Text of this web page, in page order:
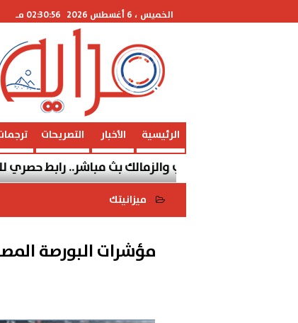
الخميس ، 6 أغسطس 2026 02:30:56 مـ
الرئيسية الأخبار التصريحات
الأهلي والزمالك بث مباشر.. رابط حصري للقمة
ميزانيتك
مؤشرات البورصة